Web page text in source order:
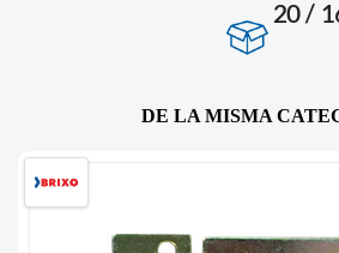
20 /
DE LA MISMA